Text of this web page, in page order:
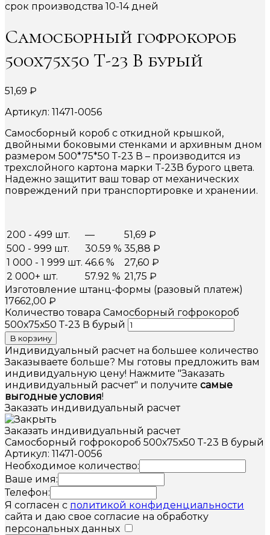
срок производства 10-14 дней
Самосборный гофрокороб
500х75х50 Т-23 В бурый
51,69 ₽
Артикул: 11471-0056
Самосборный короб с откидной крышкой,
двойными боковыми стенками и архивным дном
размером 500*75*50 Т-23 В – производится из
трехслойного картона марки Т-23В бурого цвета.
Надежно защитит ваш товар от механических
повреждений при транспортировке и хранении.
200 - 499 шт. — 51,69 ₽
500 - 999 шт.
30.59 % 35,88 ₽
1 000 - 1 999 шт. 46.6 % 27,60 ₽
2 000+ шт.
57.92 % 21,75 ₽
Изготовление штанц-формы (разовый платеж)
17662,00 ₽
Количество товара Самосборный гофрокороб
500х75х50 Т-23 В бурый
В корзину
Индивидуальный расчет на большее количество
Заказываете больше? Мы готовы предложить вам
индивидуальную цену! Нажмите "Заказать
индивидуальный расчет" и получите самые
выгодные условия!
Заказать индивидуальный расчет
Заказать индивидуальный расчет
Самосборный гофрокороб 500х75х50 Т-23 В бурый
Артикул: 11471-0056
Необходимое количество:
Ваше имя:
Телефон:
Я согласен с политикой конфиденциальности
сайта и даю свое согласие на обработку
персональных данных